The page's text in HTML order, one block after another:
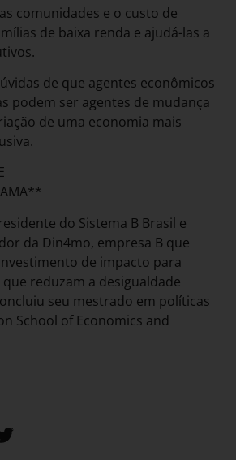
comunidades e o custo de
de baixa renda e ajudá-las a
de que agentes econômicos
podem ser agentes de mudança
de uma economia mais
do Sistema B Brasil e
da Din4mo, empresa B que
de impacto para
reduzam a desigualdade
seu mestrado em políticas
School of Economics and